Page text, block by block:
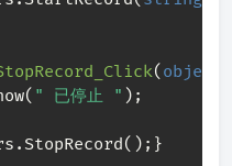
( object
" 已停止 " );